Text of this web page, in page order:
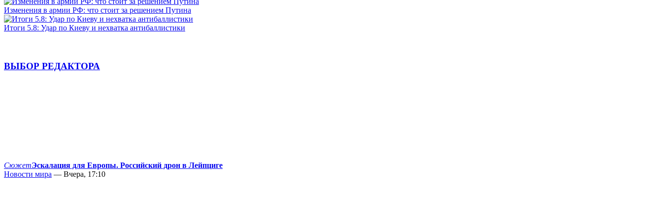
Изменения в армии РФ: что стоит за решением Путина
Итоги 5.8: Удар по Киеву и нехватка антибаллистики
ВЫБОР РЕДАКТОРА
СюжетЭскалация для Европы. Российский дрон в Лейпциге
Новости мира — Вчера, 17:10